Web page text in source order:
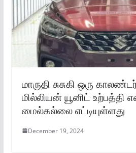
மாருதி சுசுகி ஒரு
மில்லியன் யூனிட் உற்பத்தி
மைல்கல்லை எட்டியுள்ளது
December 19, 2024